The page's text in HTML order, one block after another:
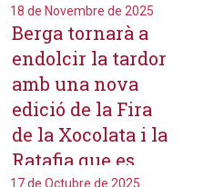
d'estels
18 de Novembre de 2025
Berga tornarà a
endolcir la tardor
amb una nova
edició de la Fira
de la Xocolata i la
Ratafia que es
17 de Octubre de 2025